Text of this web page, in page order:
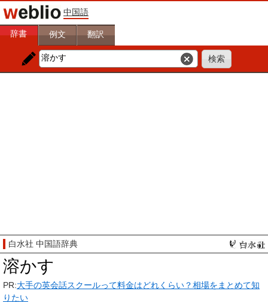
中国語
辞書 例文 翻訳
白水社 中国語辞典
溶かす
PR:大手の英会話スクールって料金はどれくらい？相場をまとめて知
りたい